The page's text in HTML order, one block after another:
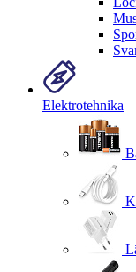
Elektrotehnika